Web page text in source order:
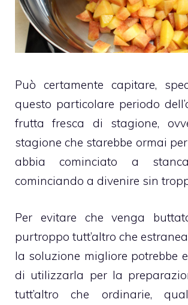
Può certamente capitare,
questo particolare periodo
frutta fresca di stagione,
stagione che starebbe ormai
abbia cominciato a
cominciando a divenire sin
Per evitare che venga
purtroppo tutt’altro che
la soluzione migliore potrebbe
di utilizzarla per la
tutt’altro che ordinarie,